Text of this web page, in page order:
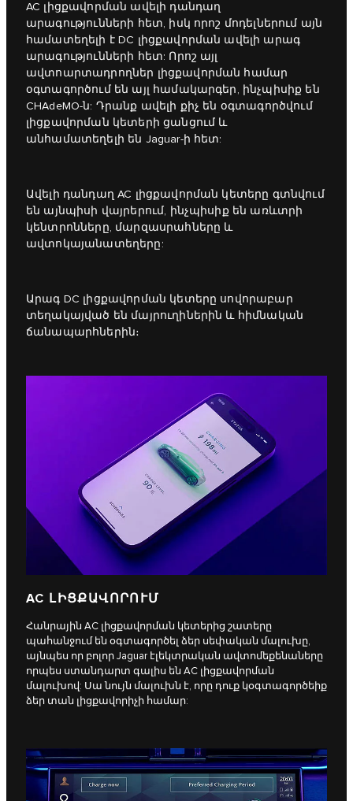
AC լիցքավորման ավելի դանդաղ
արագությունների հետ, իսկ որոշ մոդելներում այն
համատեղելի է DC լիցքավորման ավելի արագ
արագությունների հետ: Որոշ այլ
ավտոարտադրողներ լիցքավորման համար
օգտագործում են այլ համակարգեր, ինչպիսիք են
CHAdeMO-ն: Դրանք ավելի քիչ են օգտագործվում
լիցքավորման կետերի ցանցում և
անհամատեղելի են Jaguar-ի հետ:
Ավելի դանդաղ AC լիցքավորման կետերը գտնվում
են այնպիսի վայրերում, ինչպիսիք են առևտրի
կենտրոնները, մարզասրահները և
ավտոկայանատեղերը:
Արագ DC լիցքավորման կետերը սովորաբար
տեղակայված են մայրուղիներին և հիմնական
ճանապարհներին։
AC ԼԻՑՔԱՎՈՐՈՒՄ
Հանրային AC լիցքավորման կետերից շատերը
պահանջում են օգտագործել ձեր սեփական մալուխը,
այնպես որ բոլոր Jaguar էլեկտրական ավտոմեքենաները
որպես ստանդարտ գալիս են AC լիցքավորման
մալուխով: Սա նույն մալուխն է, որը դուք կօգտագործեիք
ձեր տան լիցքավորիչի համար: